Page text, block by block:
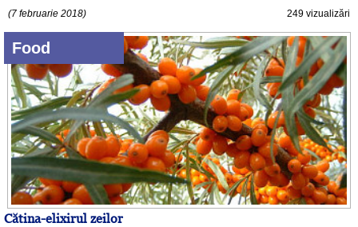
(7 februarie 2018) 249 vizualizări
Food
Cătina-elixirul zeilor